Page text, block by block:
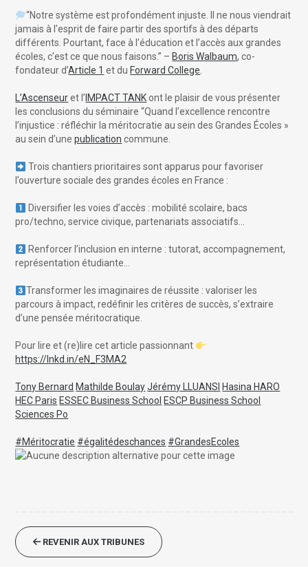
“Notre système est profondément injuste. Il ne nous viendrait
jamais à l’esprit de faire partir des sportifs à des départs
différents. Pourtant, face à l’éducation et l’accès aux grandes
écoles, c’est ce que nous faisons.” – Boris Walbaum, co-
fondateur d’Article 1 et du Forward College.
L’Ascenseuret l’ IMPACT TANKont le plaisir de vous présenter
les conclusions du séminaire “Quand l’excellence rencontre
l’injustice : réfléchir la méritocratie au sein des Grandes Écoles »
au sein d’unepublication commune.
Trois chantiers prioritaires sont apparus pour favoriser
l’ouverture sociale des grandes écoles en France :
Diversifier les voies d’accès : mobilité scolaire, bacs
pro/techno, service civique, partenariats associatifs…
Renforcer l’inclusion en interne : tutorat, accompagnement,
représentation étudiante…
Transformer les imaginaires de réussite : valoriser les
parcours à impact, redéfinir les critères de succès, s’extraire
d’une pensée méritocratique.
Pour lire et (re)lire cet article passionnant
https://lnkd.in/eN_F3MA2
Tony Bernard Mathilde Boulay Jérémy LLUANSI Hasina HARO
HEC Paris ESSEC Business School ESCP Business School
Sciences Po
#Méritocratie #égalitédeschances #GrandesEcoles
REVENIR AUX TRIBUNES